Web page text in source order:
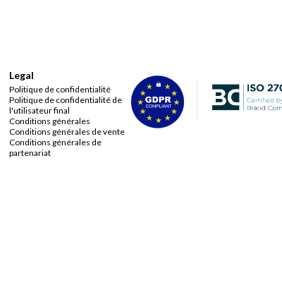
Legal
Politique de confidentialité
Politique de confidentialité de
l'utilisateur final
Conditions générales
Conditions générales de vente
Conditions générales de
partenariat